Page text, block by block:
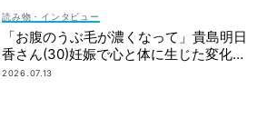
読み物・インタビュー
「お腹のうぶ毛が濃くなって」貴島明日
香さん(30)妊娠で心と体に生じた変化も
「愛しいです」
2026.07.13